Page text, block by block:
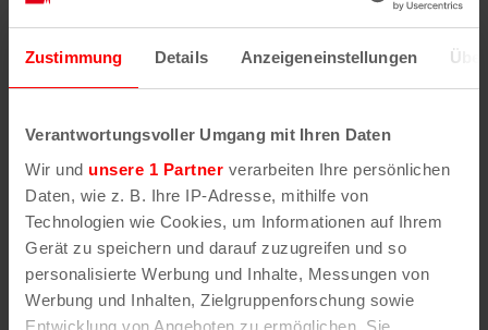
Zustimmung Details Anzeigeneinstellungen
Verantwortungsvoller Umgang mit Ihren Daten
Wir und unsere 1 Partner verarbeiten Ihre persönlichen
Daten, wie z. B. Ihre IP-Adresse, mithilfe von
Technologien wie Cookies, um Informationen auf Ihrem
Gerät zu speichern und darauf zuzugreifen und so
personalisierte Werbung und Inhalte, Messungen von
Werbung und Inhalten, Zielgruppenforschung sowie
Entwicklung von Angeboten zu ermöglichen. Sie
Fehler/Problem melden
Darstellung des RVR-Kartenwerks
Stadtplanwerk
erhältst Du unsere koeln.de-Karte mit vielen
weiteren Details wie z.B. Hausnummern.
Unser Stadtplan basiert auf Daten des
OpenStreetMap
-Projekts (
© OpenStreetMap
Mitwirkende
) und von OpenCycleMap.org